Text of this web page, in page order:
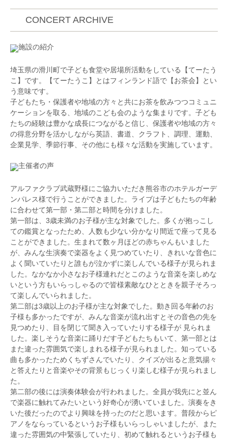
第17回“長江杯”国際音楽コンクール 弦楽器部門 一般
国立音楽大学、群馬県より奨学金を受け、それぞれ第
Werner Hink、Paolo Franceschini各氏のヴァイオリ
ンマスタークラスを修了。
大学の推薦やオーディション合格により、平成25年度
国立音楽大学卒業演奏会、第47回国立音楽大学群馬県
同調会新人演奏会、第33回ぐんま新人演奏会、第60
回東京国際芸術協会新人演奏会、レインボウ21 サン
トリーホール デビューコンサート2015に出演。
桐生交響楽団第31回定期演奏会、中野弦楽アンサンブ
ストを務め、好評を博した。
ク初心者の方々にも楽しんでいただけるコンサートや
ワークショップを多数企画・開催している。
国立音楽大学学部演奏助手(管弦楽)。くにおんアカデ
ミー ミュージック・アトリエ講師。
弦楽四重奏団『ロザカル』団員。アンサンブルユニッ
ト『Trio doux』メンバー。ピアノ三重奏団『トワ・
クルール』団員。
部ティーチングアシスタント(オペラ)勤務。日本大学
大学院在学中、修了演奏会に出演。第60回TIAA全日
Valtidone国際音楽コンクール(伊)Young Talent
2014年日・韓・中約94ヵ所で同日・同時刻開催の国
際音楽フェスティバルONE DAY FESTIVAL2014に出
演。韓国、江原道鉄原郡にある韓国陸軍六師団七連隊
にてVn.&Pf.デュオ公演を行い、翌年に開催された
ONE MONTH FESTIVAL2015において東京でソロリ
サイタルを、2020年二度目のソロリサイタルを行
う。これまでに立川恵子、渡辺秋香、江澤聖子、花岡
千春、黒田亜樹、楊麗貞氏に師事。現在、日本大学研
CONCERT ARCHIVE
施設の紹介
埼玉県の滑川町で子ども食堂や居場所活動をしている【てーたう
こ】です。【てーたうこ】とはフィンランド語で【お茶会】とい
う意味です。
子どもたち・保護者や地域の方々と共にお茶を飲みつつコミュニ
ケーションを取る、地域のこども会のような集まりです。子ども
たちの経験は豊かな成長につながると信じ、保護者や地域の方々
の得意分野を活かしながら英語、書道、クラフト、調理、運動、
企業見学、季節行事、その他にも様々な活動を実施しています。
主催者の声
アルファクラブ武蔵野様にご協力いただき熊谷市のホテルガーデ
ンパレス様で行うことができました。ライブは子どもたちの年齢
に合わせて第一部・第二部と時間を分けました。
第一部は、3歳未満のお子様が主な対象でした。多くが抱っこし
ての鑑賞となったため、人数も少ない分かなり間近で座って見る
ことができました。生まれて数ヶ月ほどの赤ちゃんもいました
が、みんな生演奏で楽器をよく見つめていたり、きれいな音色に
よく聞いていたりと誰もが泣かずに楽しんでいる様子が見られま
した。なかなか小さなお子様連れだとこのような音楽を楽しめな
いという方もいらっしゃるので皆様素敵なひとときを親子そろっ
て楽しんでいられました。
第二部は3歳以上のお子様が主な対象でした。動き回る年齢のお
子様も多かったですが、みんな音楽が流れ出すとその音色の先を
見つめたり、目を閉じて聞き入っていたりする様子が 見られま
した。楽しそうな音楽に踊りだす子どもたちもいて、第一部とは
また違った雰囲気で楽しまれる様子が見られました。知っている
曲も多かったためくちずさんでいたり、クイズが出ると意気揚々
と答えたりと音楽やその背景もじっくり楽しむ様子が見られまし
た。
第二部の後には演奏体験会が行われました。全員が我先にと並ん
で楽器に触れてみたいという好奇心が湧いていました。演奏をき
いた後だったのでより興味を持ったのだと思います。普段からピ
アノをならっているというお子様もいらっしゃいましたが、また
違った雰囲気の中緊張していたり、初めて触れるというお子様も